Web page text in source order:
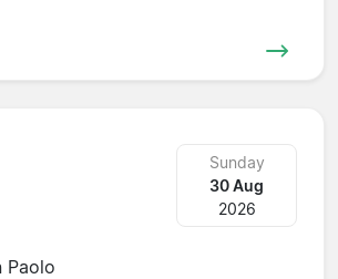
Sunday
30 Aug
2026
Paolo